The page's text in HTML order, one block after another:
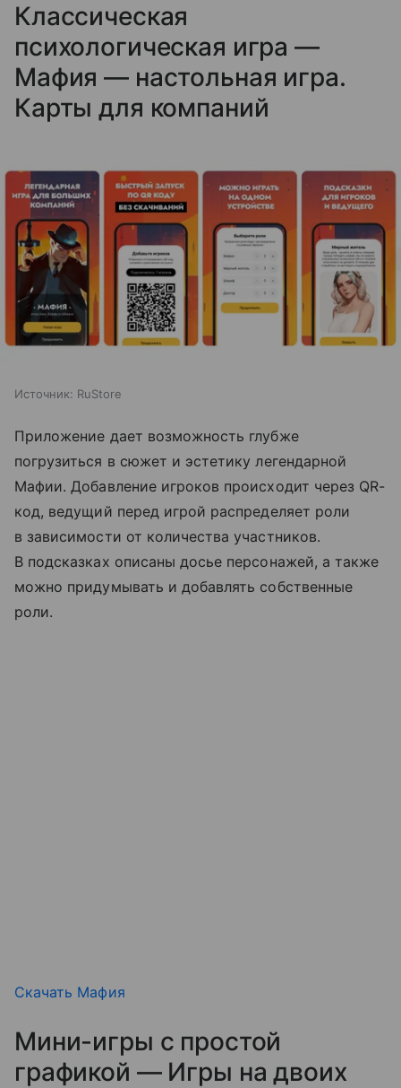
Классическая
психологическая игра —
Мафия — настольная игра.
Карты для компаний
Источник: RuStore
Приложение дает возможность глубже
погрузиться в сюжет и эстетику легендарной
Мафии. Добавление игроков происходит через QR-
код, ведущий перед игрой распределяет роли
в зависимости от количества участников.
В подсказках описаны досье персонажей, а также
можно придумывать и добавлять собственные
роли.
Скачать Мафия
Мини-игры с простой
графикой — Игры на двоих